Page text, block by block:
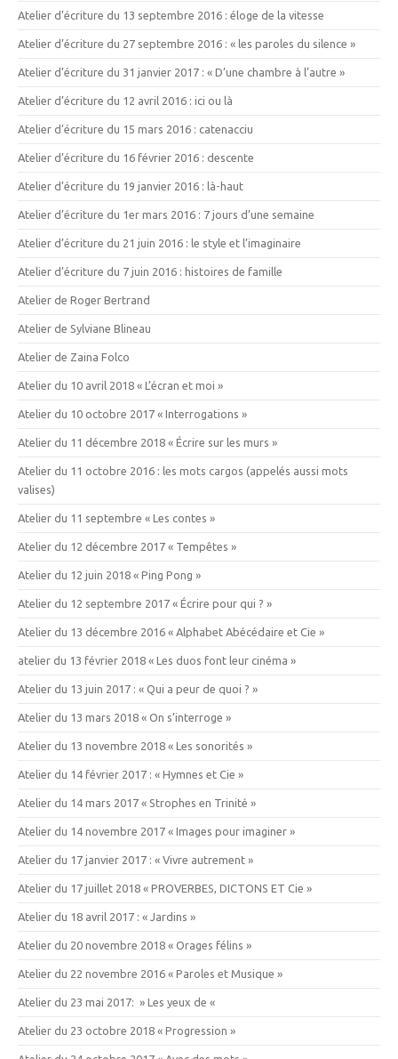
Atelier d’écriture du 13 septembre 2016 : éloge de la vitesse
Atelier d’écriture du 27 septembre 2016 : « les paroles du silence »
Atelier d’écriture du 31 janvier 2017 : « D’une chambre à l’autre »
Atelier d’écriture du 12 avril 2016 : ici ou là
Atelier d’écriture du 15 mars 2016 : catenacciu
Atelier d’écriture du 16 février 2016 : descente
Atelier d’écriture du 19 janvier 2016 : là-haut
Atelier d’écriture du 1er mars 2016 : 7 jours d’une semaine
Atelier d’écriture du 21 juin 2016 : le style et l’imaginaire
Atelier d’écriture du 7 juin 2016 : histoires de famille
Atelier de Roger Bertrand
Atelier de Sylviane Blineau
Atelier de Zaina Folco
Atelier du 10 avril 2018 « L’écran et moi »
Atelier du 10 octobre 2017 « Interrogations »
Atelier du 11 décembre 2018 « Écrire sur les murs »
Atelier du 11 octobre 2016 : les mots cargos (appelés aussi mots
valises)
Atelier du 11 septembre « Les contes »
Atelier du 12 décembre 2017 « Tempêtes »
Atelier du 12 juin 2018 « Ping Pong »
Atelier du 12 septembre 2017 « Écrire pour qui ? »
Atelier du 13 décembre 2016 « Alphabet Abécédaire et Cie »
atelier du 13 février 2018 « Les duos font leur cinéma »
Atelier du 13 juin 2017 : « Qui a peur de quoi ? »
Atelier du 13 mars 2018 « On s’interroge »
Atelier du 13 novembre 2018 « Les sonorités »
Atelier du 14 février 2017 : « Hymnes et Cie »
Atelier du 14 mars 2017 « Strophes en Trinité »
Atelier du 14 novembre 2017 « Images pour imaginer »
Atelier du 17 janvier 2017 : « Vivre autrement »
Atelier du 17 juillet 2018 « PROVERBES, DICTONS ET Cie »
Atelier du 18 avril 2017 : « Jardins »
Atelier du 20 novembre 2018 « Orages félins »
Atelier du 22 novembre 2016 « Paroles et Musique »
Atelier du 23 mai 2017: » Les yeux de «
Atelier du 23 octobre 2018 « Progression »